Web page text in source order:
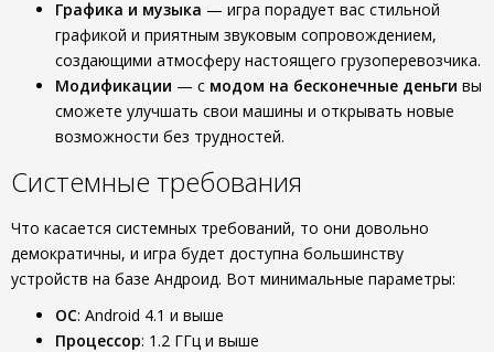
Графика и музыка — игра порадует вас стильной
графикой и приятным звуковым сопровождением,
создающими атмосферу настоящего грузоперевозчика.
Модификации — с модом на бесконечные деньги вы
сможете улучшать свои машины и открывать новые
возможности без трудностей.
Системные требования
Что касается системных требований, то они довольно
демократичны, и игра будет доступна большинству
устройств на базе Андроид. Вот минимальные параметры:
ОС: Android 4.1 и выше
Процессор: 1.2 ГГц и выше